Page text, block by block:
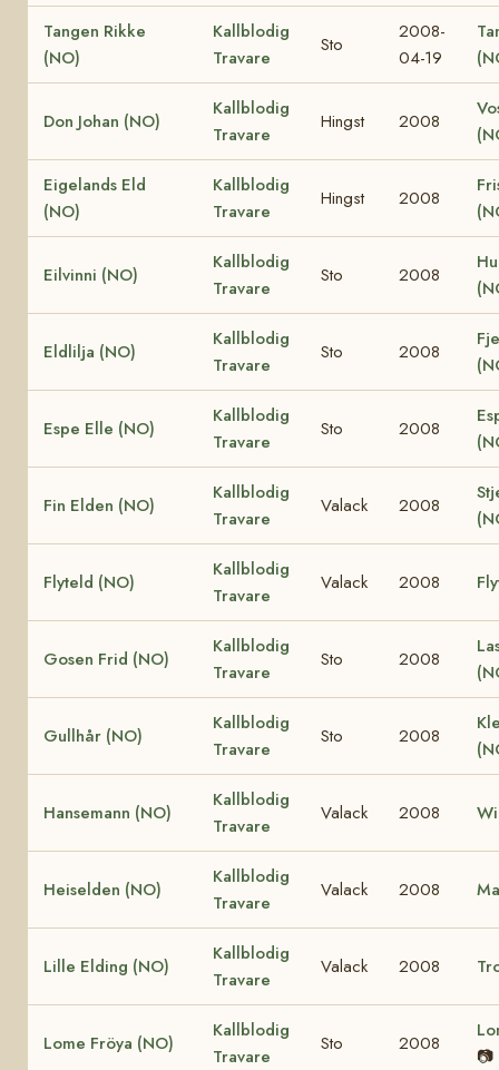
Tangen Rikke
(NO)
Kallblodig
Travare
Sto
2008-
04-19
Don Johan (NO)
Kallblodig
Travare
Hingst 2008
Eigelands Eld
(NO)
Kallblodig
Travare
Hingst 2008
Eilvinni (NO)
Kallblodig
Travare
Sto 2008
Eldlilja (NO)
Kallblodig
Travare
Sto 2008
Espe Elle (NO)
Kallblodig
Travare
Sto 2008
Fin Elden (NO)
Kallblodig
Travare
Valack 2008
Flyteld (NO)
Kallblodig
Travare
Valack 2008
Gosen Frid (NO)
Kallblodig
Travare
Sto 2008
Gullhår (NO)
Kallblodig
Travare
Sto 2008
Hansemann (NO)
Kallblodig
Travare
Valack 2008
Heiselden (NO)
Kallblodig
Travare
Valack 2008
Lille Elding (NO)
Kallblodig
Travare
Valack 2008
Lome Fröya (NO)
Kallblodig
Travare
Sto 2008
📷